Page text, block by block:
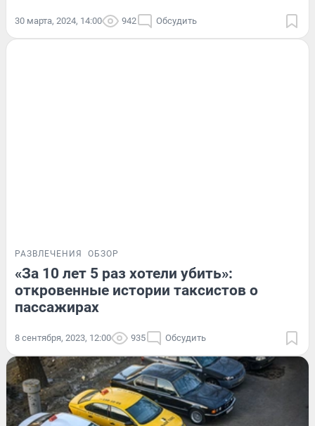
30 марта, 2024, 14:00 942 Обсудить
РАЗВЛЕЧЕНИЯ ОБЗОР
«За 10 лет 5 раз хотели убить»:
откровенные истории таксистов о
пассажирах
8 сентября, 2023, 12:00 935 Обсудить